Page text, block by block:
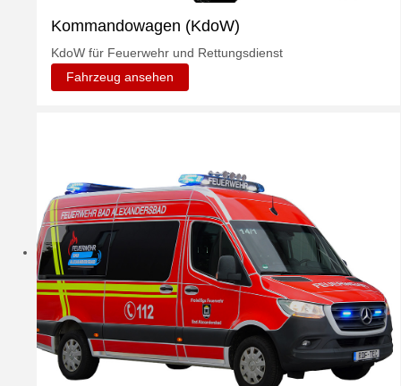
Kommandowagen (KdoW)
KdoW für Feuerwehr und Rettungsdienst
Fahrzeug ansehen